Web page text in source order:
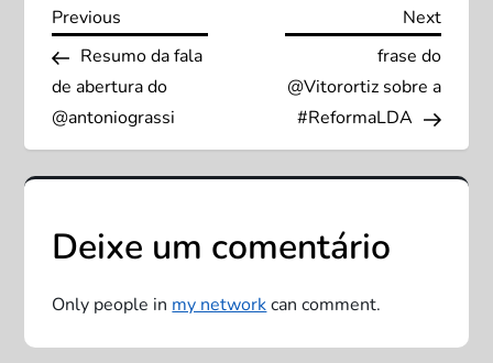
N
a
v
e
g
a
ç
Previous
Post
Previous
Resumo da fala
de abertura do
@antoniograssi
Next
Next
frase do
@Vitorortiz sobre a
#ReformaLDA
Deixe um comentário
Only people inmy networkcan comment.